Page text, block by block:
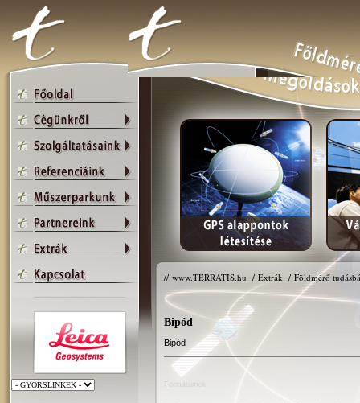
// www.TERRATIS.hu / Extrák / Földmérő
Bipód
Bipód